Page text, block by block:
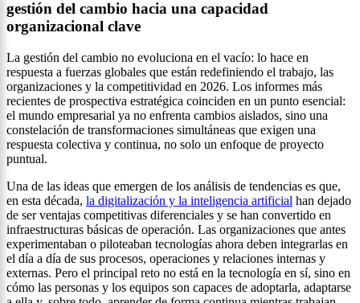
gestión del cambio hacia una capacidad
organizacional clave
La gestión del cambio no evoluciona en el vacío: lo hace en
respuesta a fuerzas globales que están redefiniendo el trabajo, las
organizaciones y la competitividad en 2026. Los informes más
recientes de prospectiva estratégica coinciden en un punto esencial:
el mundo empresarial ya no enfrenta cambios aislados, sino una
constelación de transformaciones simultáneas que exigen una
respuesta colectiva y continua, no solo un enfoque de proyecto
puntual.
Una de las ideas que emergen de los análisis de tendencias es que,
en esta década, la digitalización y la inteligencia artificial han dejado
de ser ventajas competitivas diferenciales y se han convertido en
infraestructuras básicas de operación. Las organizaciones que antes
experimentaban o piloteaban tecnologías ahora deben integrarlas en
el día a día de sus procesos, operaciones y relaciones internas y
externas. Pero el principal reto no está en la tecnología en sí, sino en
cómo las personas y los equipos son capaces de adoptarla, adaptarse